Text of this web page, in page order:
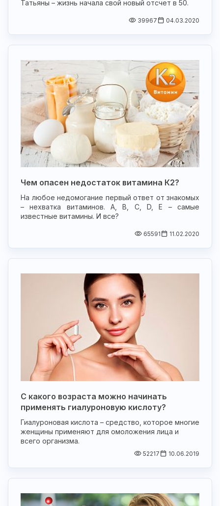
Татьяны – жизнь начала свой новый отсчет в 50.
39967 04.03.2020
Чем опасен недостаток витамина К2?
На любое недомогание первый ответ от знакомых
– нехватка витаминов. А, В, С, D, Е – самые
известные витамины. И все?
65591 11.02.2020
С какого возраста можно начинать
применять гиалуроновую кислоту?
Гиалуроновая кислота – средство, которое многие
женщины применяют для омоложения лица и
всего организма.
52217 10.06.2019